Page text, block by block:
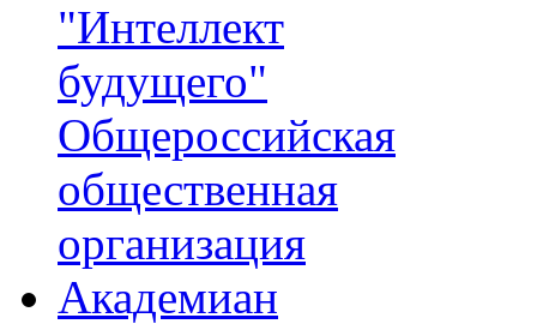
"Интеллект
будущего"
Общероссийская
общественная
организация
Академиан